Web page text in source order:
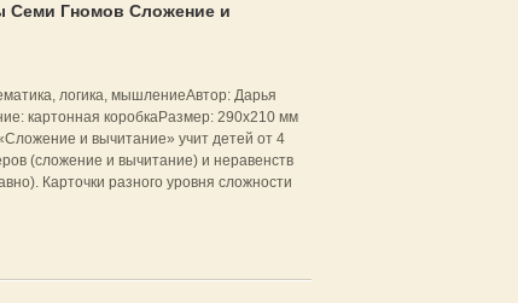
Семи Гномов Сложение и
логика, мышлениеАвтор: Дарья
картонная коробкаРазмер: 290x210 мм
и вычитание» учит детей от 4
(сложение и вычитание) и неравенств
Карточки разного уровня сложности